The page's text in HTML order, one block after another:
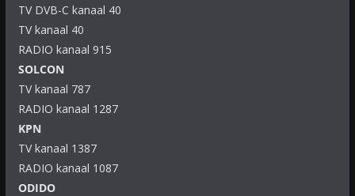
TV DVB-C kanaal 40
TV kanaal 40
RADIO kanaal 915
SOLCON
TV kanaal 787
RADIO kanaal 1287
KPN
TV kanaal 1387
RADIO kanaal 1087
ODIDO